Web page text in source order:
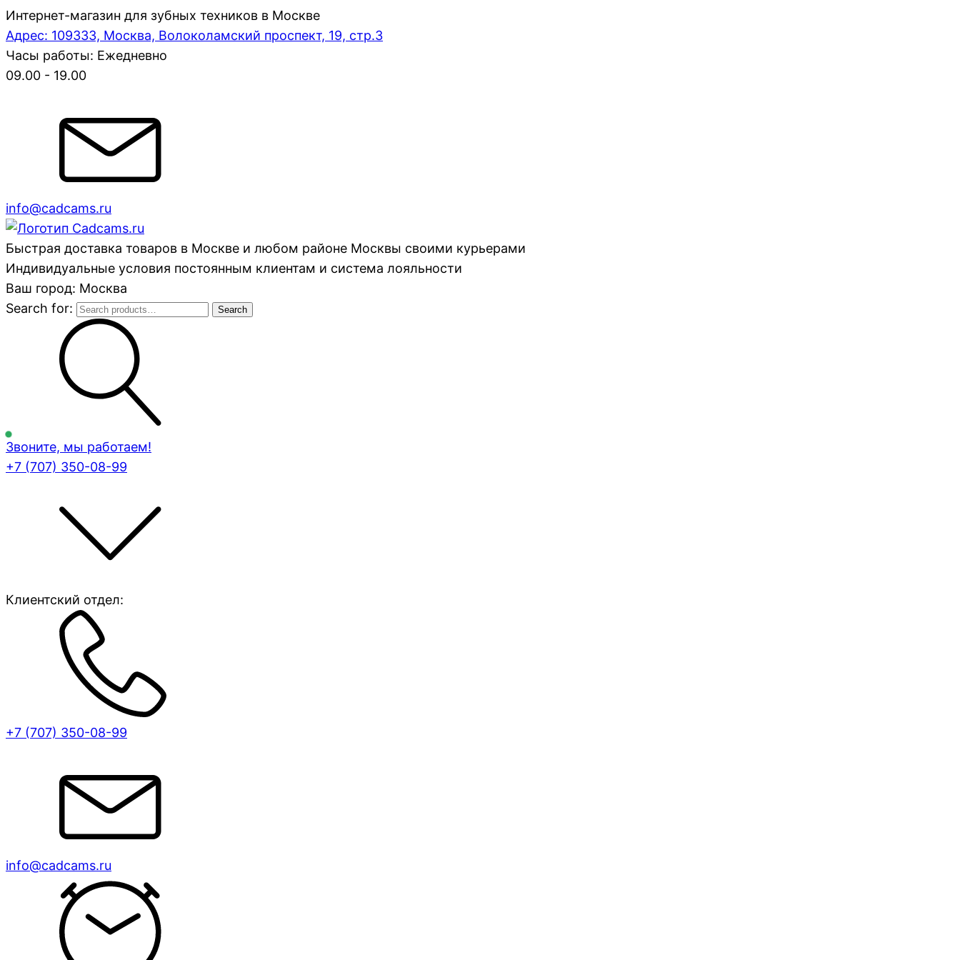
Интернет-магазин для зубных техников в Москве
Адрес: 109333, Москва, Волоколамский проспект, 19, стр.3
Часы работы: Ежедневно
09.00 - 19.00
info@cadcams.ru
Быстрая доставка товаров в Москве и любом районе Москвы своими курьерами
Индивидуальные условия постоянным клиентам и система лояльности
Ваш город: Москва
Search for:
Search
Звоните, мы работаем!
+7 (707) 350-08-99
Клиентский отдел:
+7 (707) 350-08-99
info@cadcams.ru